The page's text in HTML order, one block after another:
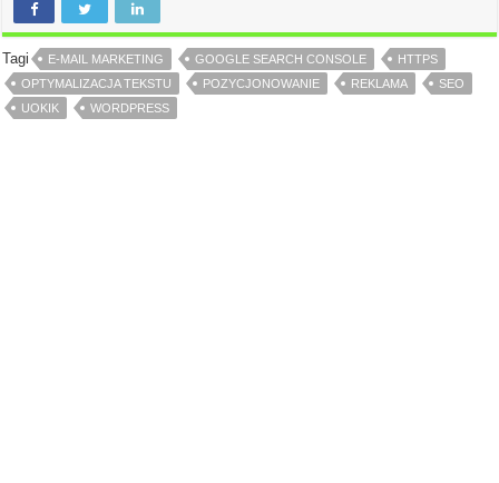
Tagi E-MAIL MARKETING GOOGLE SEARCH CONSOLE
HTTPS
OPTYMALIZACJA TEKSTU
POZYCJONOWANIE REKLAMA
SEO
UOKIK
WORDPRESS